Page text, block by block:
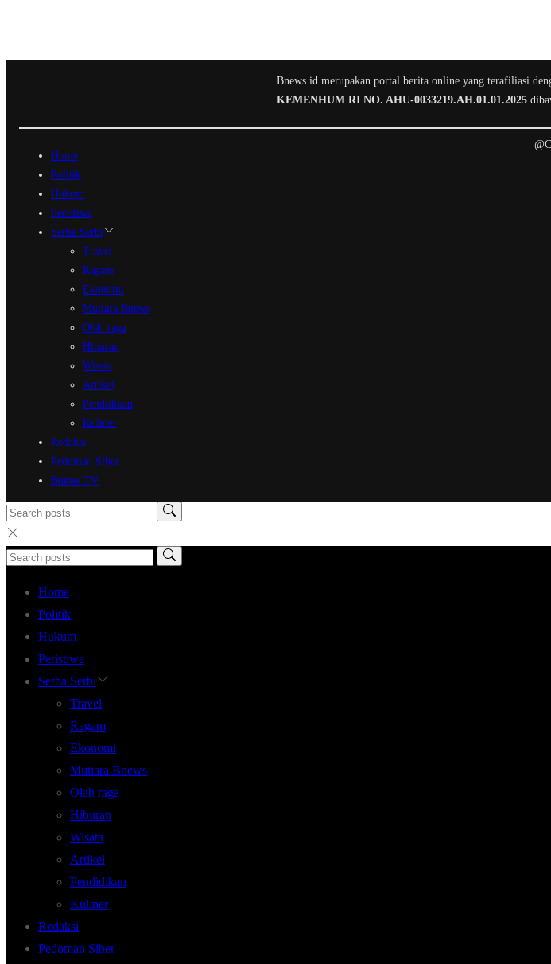
Bnews.id merupakan portal berita online yang terafiliasi
KEMENHUM RI NO. AHU-0033219.AH.01.01.2025
Home
Politik
Hukum
Peristiwa
Serba Serbi
Travel
Ragam
Ekonomi
Mutiara Bnews
Olah raga
Hiburan
Wisata
Artikel
Pendidikan
Kuliner
Redaksi
Pedoman Siber
Bnews TV
Home
Politik
Hukum
Peristiwa
Serba Serbi
Travel
Ragam
Ekonomi
Mutiara Bnews
Olah raga
Hiburan
Wisata
Artikel
Pendidikan
Kuliner
Redaksi
Pedoman Siber